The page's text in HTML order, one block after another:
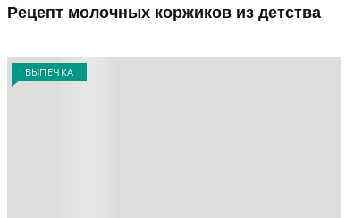
Рецепт молочных коржиков из детства
ВЫПЕЧКА